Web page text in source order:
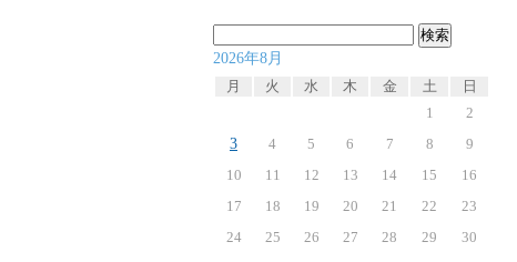
索:
2026年8月
月
火 水 木 金 土 日
1
2
3
4 5 6 7 8
9
10
11 12 13 14 15
16
17
18 19 20 21 22
23
24
25 26 27 28 29
30